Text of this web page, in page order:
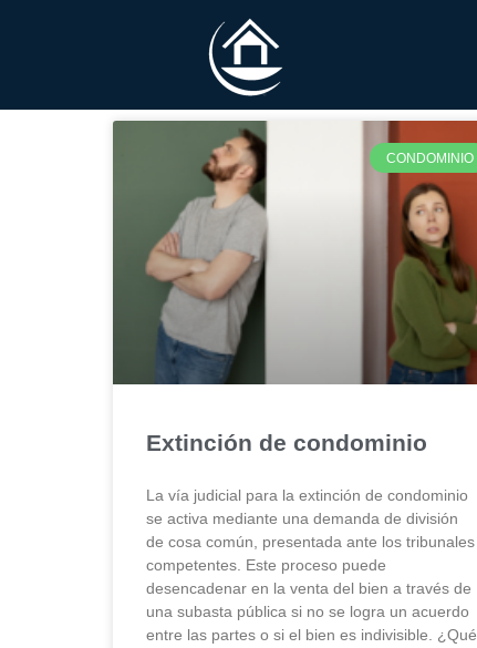
CONDOMINIO
Extinción de condominio
La vía judicial para la extinción de condominio
se activa mediante una demanda de división
de cosa común, presentada ante los tribunales
competentes. Este proceso puede
desencadenar en la venta del bien a través de
una subasta pública si no se logra un acuerdo
entre las partes o si el bien es indivisible. ¿Qué